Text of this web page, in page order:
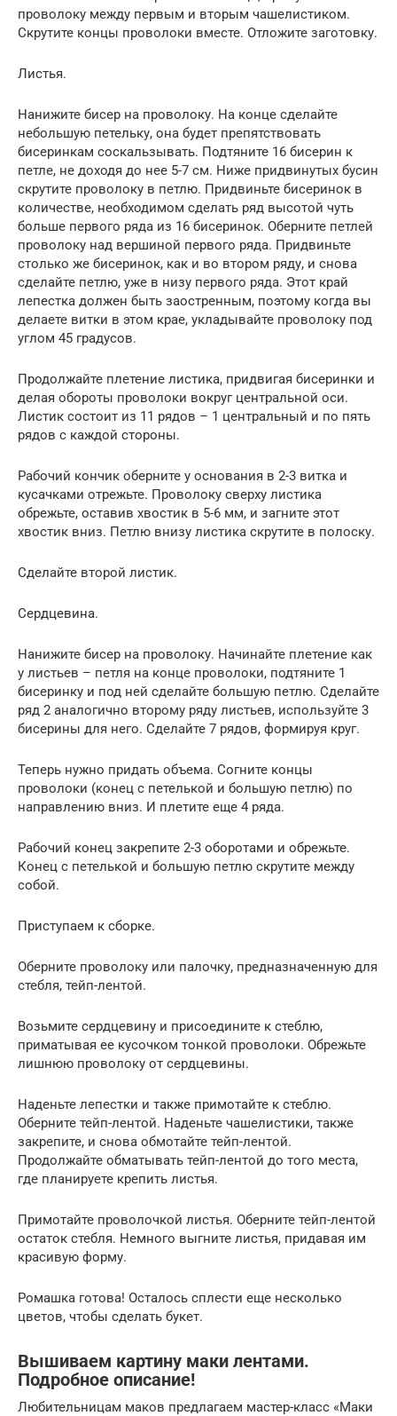
проволоку между первым и вторым чашелистиком.
Скрутите концы проволоки вместе. Отложите заготовку.
Листья.
Нанижите бисер на проволоку. На конце сделайте
небольшую петельку, она будет препятствовать
бисеринкам соскальзывать. Подтяните 16 бисерин к
петле, не доходя до нее 5-7 см. Ниже придвинутых бусин
скрутите проволоку в петлю. Придвиньте бисеринок в
количестве, необходимом сделать ряд высотой чуть
больше первого ряда из 16 бисеринок. Оберните петлей
проволоку над вершиной первого ряда. Придвиньте
столько же бисеринок, как и во втором ряду, и снова
сделайте петлю, уже в низу первого ряда. Этот край
лепестка должен быть заостренным, поэтому когда вы
делаете витки в этом крае, укладывайте проволоку под
углом 45 градусов.
Продолжайте плетение листика, придвигая бисеринки и
делая обороты проволоки вокруг центральной оси.
Листик состоит из 11 рядов – 1 центральный и по пять
рядов с каждой стороны.
Рабочий кончик оберните у основания в 2-3 витка и
кусачками отрежьте. Проволоку сверху листика
обрежьте, оставив хвостик в 5-6 мм, и загните этот
хвостик вниз. Петлю внизу листика скрутите в полоску.
Сделайте второй листик.
Сердцевина.
Нанижите бисер на проволоку. Начинайте плетение как
у листьев – петля на конце проволоки, подтяните 1
бисеринку и под ней сделайте большую петлю. Сделайте
ряд 2 аналогично второму ряду листьев, используйте 3
бисерины для него. Сделайте 7 рядов, формируя круг.
Теперь нужно придать объема. Согните концы
проволоки (конец с петелькой и большую петлю) по
направлению вниз. И плетите еще 4 ряда.
Рабочий конец закрепите 2-3 оборотами и обрежьте.
Конец с петелькой и большую петлю скрутите между
собой.
Приступаем к сборке.
Оберните проволоку или палочку, предназначенную для
стебля, тейп-лентой.
Возьмите сердцевину и присоедините к стеблю,
приматывая ее кусочком тонкой проволоки. Обрежьте
лишнюю проволоку от сердцевины.
Наденьте лепестки и также примотайте к стеблю.
Оберните тейп-лентой. Наденьте чашелистики, также
закрепите, и снова обмотайте тейп-лентой.
Продолжайте обматывать тейп-лентой до того места,
где планируете крепить листья.
Примотайте проволочкой листья. Оберните тейп-лентой
остаток стебля. Немного выгните листья, придавая им
красивую форму.
Ромашка готова! Осталось сплести еще несколько
цветов, чтобы сделать букет.
Вышиваем картину маки лентами.
Подробное описание!
Любительницам маков предлагаем мастер-класс «Маки